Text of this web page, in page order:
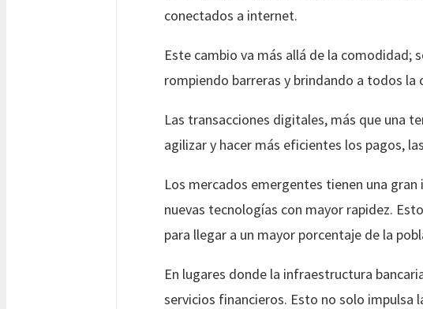
conectados a internet.
Este cambio va más allá de la comodidad;
rompiendo barreras y brindando a todos
Las transacciones digitales, más que una
agilizar y hacer más eficientes los pagos,
Los mercados emergentes tienen una
nuevas tecnologías con mayor rapidez.
para llegar a un mayor porcentaje de la
En lugares donde la infraestructura
servicios financieros. Esto no solo impulsa